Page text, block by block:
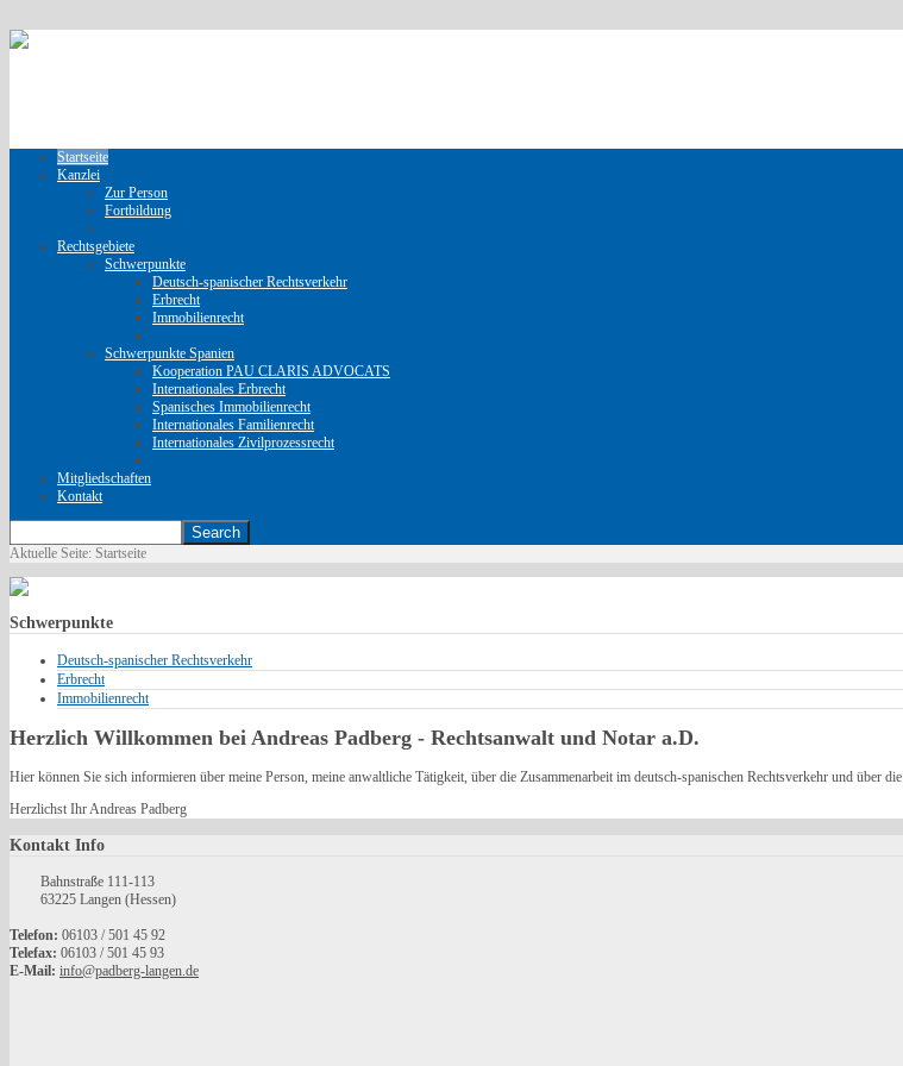
Startseite
Kanzlei
Zur Person
Fortbildung
Rechtsgebiete
Schwerpunkte
Deutsch-spanischer Rechtsverkehr
Erbrecht
Immobilienrecht
Schwerpunkte Spanien
Kooperation PAU CLARIS ADVOCATS
Internationales Erbrecht
Spanisches Immobilienrecht
Internationales Familienrecht
Internationales Zivilprozessrecht
Mitgliedschaften
Kontakt
Aktuelle Seite: Startseite
Schwerpunkte
Deutsch-spanischer Rechtsverkehr
Erbrecht
Immobilienrecht
Herzlich Willkommen bei Andreas Padberg - Rechtsanwalt und Notar a.D.
Hier können Sie sich informieren über meine Person, meine anwaltliche Tätigkeit, über die Zusammenarbeit im deutsch-spanischen Rechtsverkehr und über
Herzlichst Ihr Andreas Padberg
Kontakt Info
Bahnstraße 111-113
63225 Langen (Hessen)
Telefon: 06103 / 501 45 92
Telefax: 06103 / 501 45 93
E-Mail: info@padberg-langen.de